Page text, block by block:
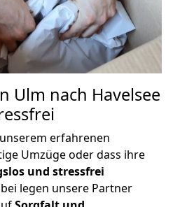
Ulm nach Havelsee
erfahrenen
Umzüge oder dass ihre
und stressfrei
legen unsere Partner